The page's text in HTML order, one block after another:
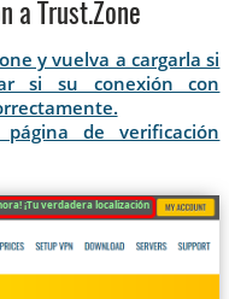
a Trust.Zone
y vuelva a cargarla si
si su conexión con
de verificación
¡Tu verdadera localización está oculta!